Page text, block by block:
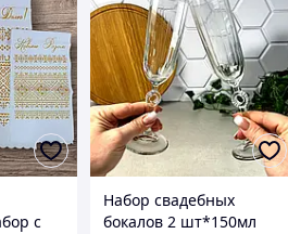
с
Набор свадебных
бокалов 2 шт*150мл